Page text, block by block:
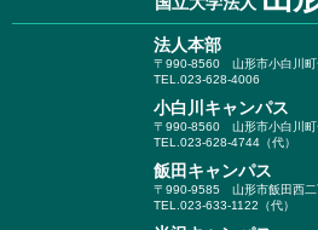
法人本部
〒990-8560 山形市小白川
TEL.023-628-4006
小白川キャンパス
〒990-8560 山形市小白川
TEL.023-628-4744（代）
飯田キャンパス
〒990-9585 山形市飯田西
TEL.023-633-1122（代）